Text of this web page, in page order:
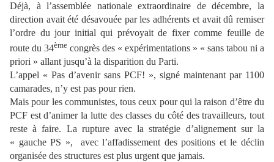
Déjà, à l’assemblée nationale extraordinaire de décembre, la
direction avait été désavouée par les adhérents et avait dû remiser
l’ordre du jour initial qui prévoyait de fixer comme feuille de
route du 34ème congrès des « expérimentations » « sans tabou ni a
priori » allant jusqu’à la disparition du Parti.
L’appel « Pas d’avenir sans PCF! », signé maintenant par 1100
camarades, n’y est pas pour rien.
Mais pour les communistes, tous ceux pour qui la raison d’être du
PCF est d’animer la lutte des classes du côté des travailleurs, tout
reste à faire. La rupture avec la stratégie d’alignement sur la
« gauche PS »,
avec l’affadissement des positions et le déclin
organisée des structures est plus urgent que jamais.